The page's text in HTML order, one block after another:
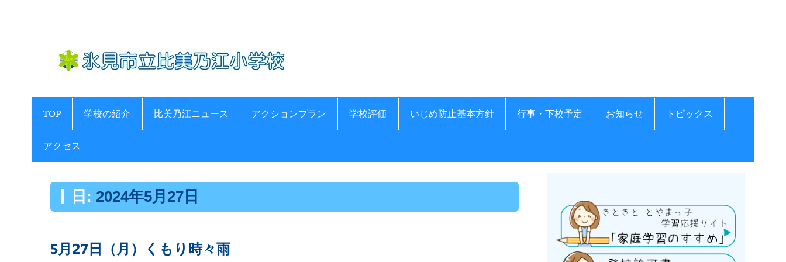
TOP 学校の紹介 比美乃江ニュース アクションプラン 学校評価 いじめ防止基本方針 行事・下校予定 お知らせ トピックス
アクセス
日: 2024年5月27日
5月27日（月）くもり時々雨